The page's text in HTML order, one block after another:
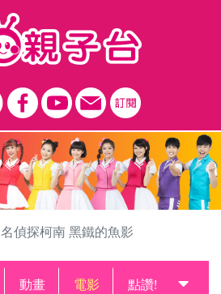
名偵探柯南 黑鐵的魚影
動畫 電影 點讚!升級中